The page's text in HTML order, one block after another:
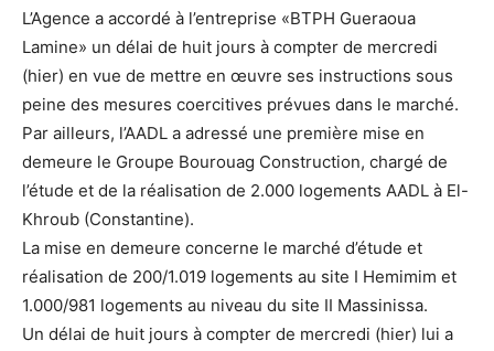
L’Agence a accordé à l’entreprise «BTPH Gueraoua
Lamine» un délai de huit jours à compter de mercredi
(hier) en vue de mettre en œuvre ses instructions sous
peine des mesures coercitives prévues dans le marché.
Par ailleurs, l’AADL a adressé une première mise en
demeure le Groupe Bourouag Construction, chargé de
l’étude et de la réalisation de 2.000 logements AADL à El-
Khroub (Constantine).
La mise en demeure concerne le marché d’étude et
réalisation de 200/1.019 logements au site I Hemimim et
1.000/981 logements au niveau du site II Massinissa.
Un délai de huit jours à compter de mercredi (hier) lui a